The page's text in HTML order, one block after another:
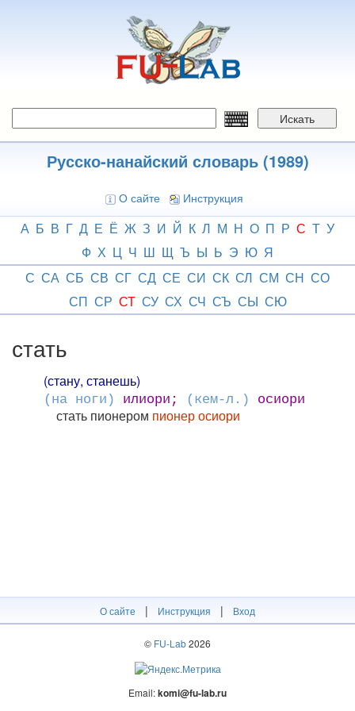
Искать
Русско-нанайский словарь (1989)
О сайте Инструкция
А Б В Г Д Е Ё Ж З И Й К Л М Н О П Р С Т У
Ф Х Ц Ч Ш Щ Ъ Ы Ь Э Ю Я
С СА СБ СВ СГ СД СЕ СИ СК СЛ СМ СН СО
СП СР СТ СУ СХ СЧ СЪ СЫ СЮ
стать
(стану, станешь)
(на ноги) илиори; (кем-л.) осиори
стать пионером пионер осиори
О сайте | Инструкция | Вход
© FU-Lab2026
Email:komi@fu-lab.ru